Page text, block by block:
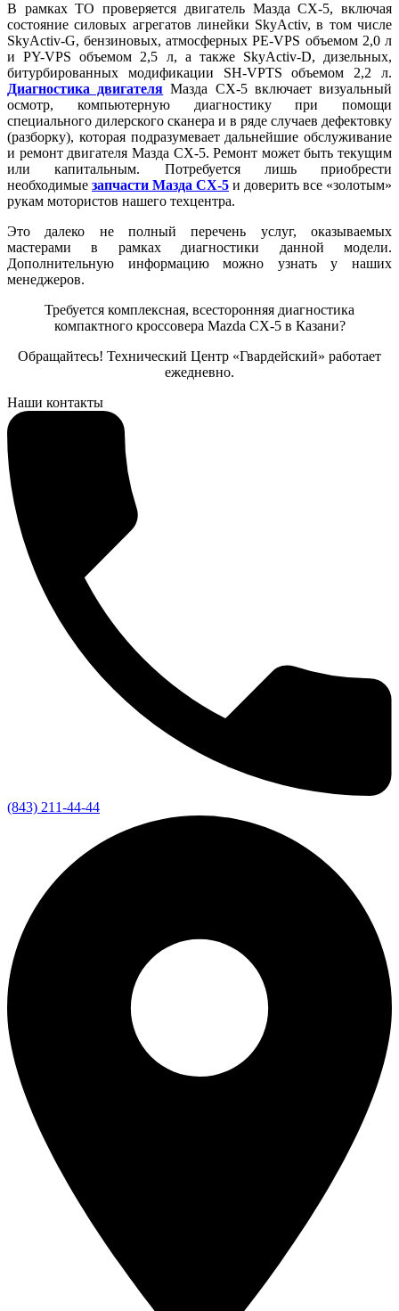
В рамках ТО проверяется двигатель Мазда CX-5, включая
состояние силовых агрегатов линейки SkyActiv, в том числе
SkyActiv-G, бензиновых, атмосферных PE-VPS объемом 2,0 л
и PY-VPS объемом 2,5 л, а также SkyActiv-D, дизельных,
битурбированных модификации SH-VPTS объемом 2,2 л.
Диагностика двигателя Мазда CX-5 включает визуальный
осмотр, компьютерную диагностику при помощи
специального дилерского сканера и в ряде случаев дефектовку
(разборку), которая подразумевает дальнейшие обслуживание
и ремонт двигателя Мазда CX-5. Ремонт может быть текущим
или капитальным. Потребуется лишь приобрести
необходимые запчасти Мазда CX-5 и доверить все «золотым»
рукам мотористов нашего техцентра.
Это далеко не полный перечень услуг, оказываемых
мастерами в рамках диагностики данной модели.
Дополнительную информацию можно узнать у наших
менеджеров.
Требуется комплексная, всесторонняя диагностика
компактного кроссовера Mazda CX-5 в Казани?
Обращайтесь! Технический Центр «Гвардейский» работает
ежедневно.
Наши контакты
(843) 211-44-44